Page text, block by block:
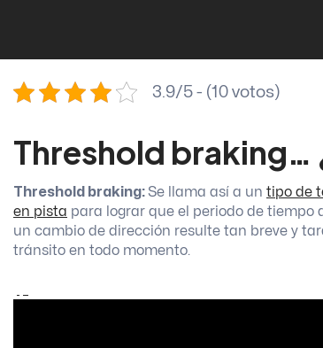
3.9/5 - (10 votos)
Threshold braking…
Threshold braking:Se llama así a un tipo de
en pista para lograr que el periodo de tiempo
un cambio de dirección resulte tan breve y
tránsito en todo momento.